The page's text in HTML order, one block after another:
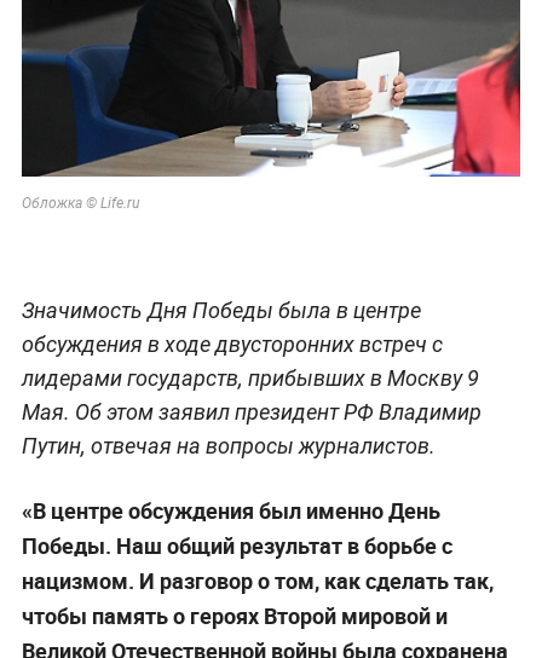
Обложка © Life.ru
Значимость Дня Победы была в центре
обсуждения в ходе двусторонних встреч с
лидерами государств, прибывших в Москву 9
Мая. Об этом заявил президент РФ Владимир
Путин, отвечая на вопросы журналистов.
«В центре обсуждения был именно День
Победы. Наш общий результат в борьбе с
нацизмом. И разговор о том, как сделать так,
чтобы память о героях Второй мировой и
Великой Отечественной войны была сохранена